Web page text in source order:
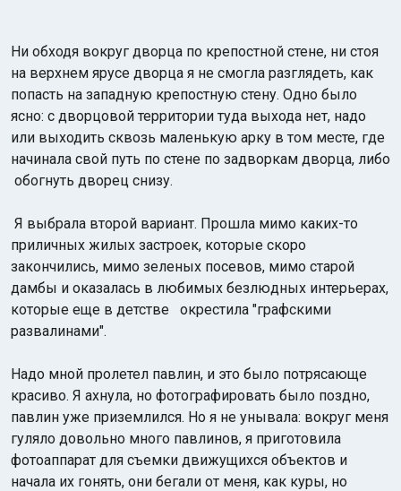
Ни обходя вокруг дворца по крепостной стене, ни стоя
на верхнем ярусе дворца я не смогла разглядеть, как
попасть на западную крепостную стену. Одно было
ясно: с дворцовой территории туда выхода нет, надо
или выходить сквозь маленькую арку в том месте, где
начинала свой путь по стене по задворкам дворца, либо
обогнуть дворец снизу.
Я выбрала второй вариант. Прошла мимо каких-то
приличных жилых застроек, которые скоро
закончились, мимо зеленых посевов, мимо старой
дамбы и оказалась в любимых безлюдных интерьерах,
которые еще в детстве окрестила "графскими
развалинами".
Надо мной пролетел павлин, и это было потрясающе
красиво. Я ахнула, но фотографировать было поздно,
павлин уже приземлился. Но я не унывала: вокруг меня
гуляло довольно много павлинов, я приготовила
фотоаппарат для съемки движущихся объектов и
начала их гонять, они бегали от меня, как куры, но